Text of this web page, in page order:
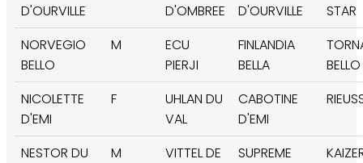
D'OURVILLE
D'OMBREE
D'OURVILLE
STAR
NORVEGIO
BELLO
M
ECU
PIERJI
FINLANDIA
BELLA
BELLO
NICOLETTE
D'EMI
F
UHLAN DU
VAL
CABOTINE
D'EMI
NESTOR DU
M
VITTEL DE
SUPREME